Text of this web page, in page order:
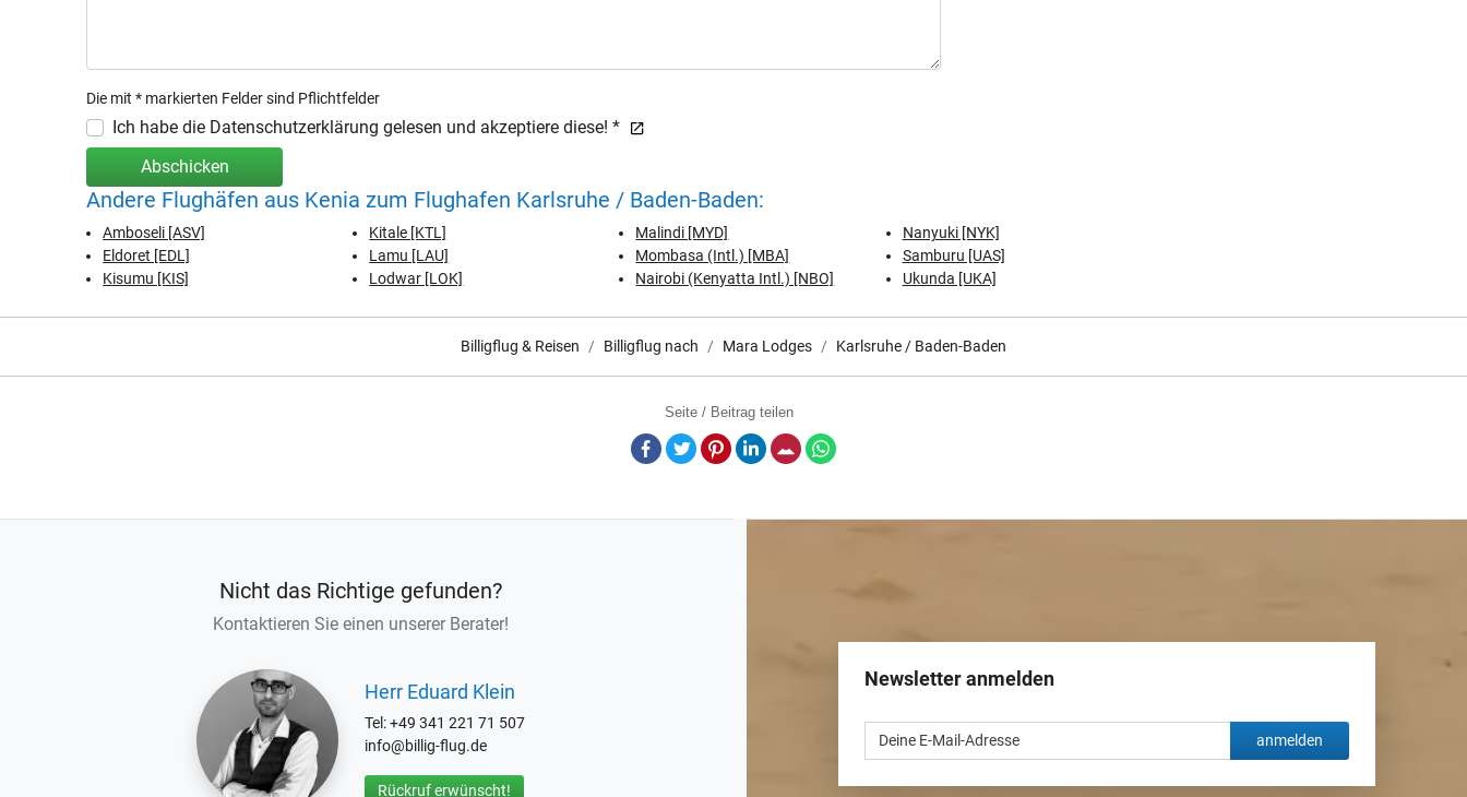
Die mit * markierten Felder sind Pflichtfelder
Ich habe die Datenschutzerklärung gelesen und akzeptiere diese! *
Abschicken
Andere Flughäfen aus Kenia zum Flughafen Karlsruhe / Baden-Baden:
Amboseli [ASV]
Eldoret [EDL]
Kisumu [KIS]
Kitale [KTL]
Lamu [LAU]
Lodwar [LOK]
Malindi [MYD]
Mombasa (Intl.) [MBA]
Nairobi (Kenyatta Intl.) [NBO]
Nanyuki [NYK]
Samburu [UAS]
Ukunda [UKA]
Billigflug & Reisen Billigflug nach Mara Lodges Karlsruhe / Baden-Baden
Seite / Beitrag teilen
Facebook
TwitterPinterestLinkedInE-Mail
Nicht das Richtige gefunden?
Kontaktieren Sie einen unserer Berater!
Herr Eduard Klein
Tel: +49 341 221 71 507
info@billig-flug.de
Rückruf erwünscht!
Newsletter anmelden
anmelden